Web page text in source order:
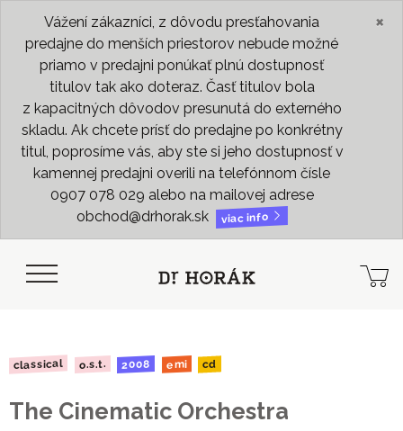
Vážení zákazníci, z dôvodu presťahovania
predajne do menších priestorov nebude možné
priamo v predajni ponúkať plnú dostupnosť
titulov tak ako doteraz. Časť titulov bola
z kapacitných dôvodov presunutá do externého
skladu. Ak chcete prísť do predajne po konkrétny
titul, poprosíme vás, aby ste si jeho dostupnosť v
kamennej predajni overili na telefónnom čísle
0907 078 029 alebo na mailovej adrese
obchod@drhorak.sk
viac info
×
classical o.s.t. 2008 emi cd
The Cinematic Orchestra